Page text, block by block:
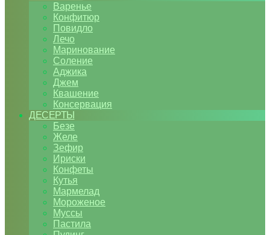
Варенье
Конфитюр
Повидло
Лечо
Маринование
Соление
Аджика
Джем
Квашение
Консервация
ДЕСЕРТЫ
Безе
Желе
Зефир
Ириски
Конфеты
Кутья
Мармелад
Мороженое
Муссы
Пастила